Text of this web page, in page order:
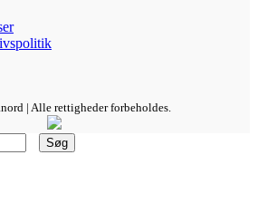
| Alle rettigheder forbeholdes.
Søg